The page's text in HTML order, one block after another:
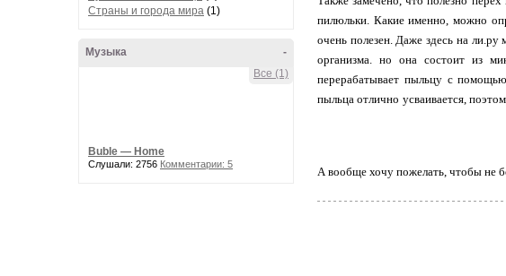
Страны и города мира (1)
-
Музыка
Все (1)
Buble — Home
Слушали: 2756 Комментарии: 5
пилюльки. Какие именно, можно
очень полезен. Даже здесь на
организма. но она состоит из
перерабатывает пыльцу с
пыльца отлично усваивается,
А вообще хочу пожелать, чтобы не